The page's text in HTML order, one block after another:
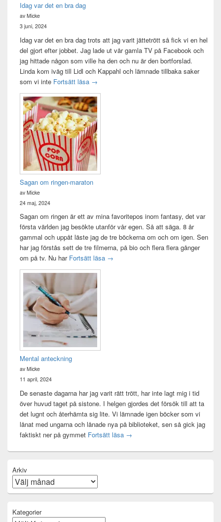
Idag var det en bra dag
av Micke
3 juni, 2024
Idag var det en bra dag trots att jag varit jättetrött så fick vi en hel
del gjort efter jobbet. Jag lade ut vår gamla TV på Facebook och
jag hittade någon som ville ha den och nu är den bortforslad.
Linda kom iväg till Lidl och Kappahl och lämnade tillbaka saker
som vi inte Fortsätt läsa Idag var det en bra dag
→
Sagan om ringen-maraton
av Micke
24 maj, 2024
Sagan om ringen är ett av mina favoritepos inom fantasy, det var
första världen jag besökte utanför vår egen. Så att säga. 8 år
gammal och uppåt läste jag de tre böckerna om och om igen. Sen
har jag förstås sett de tre filmerna, på bio och flera flera gånger
om på tv. Nu har Fortsätt läsa Sagan om ringen-maraton
→
Mental anteckning
av Micke
11 april, 2024
De senaste dagarna har jag varit rätt trött, har inte lagt mig i tid
över huvud taget på sistone. I helgen gjordes det försök till att ta
det lugnt och återhämta sig lite. Vi lämnade igen böcker som vi
lånat med ungarna och lånade nya på biblioteket, sen så gick jag
faktiskt ner på gymmet Fortsätt läsa Mental anteckning
→
Arkiv
Kategorier